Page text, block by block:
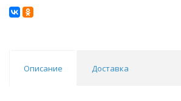
Описание Доставка